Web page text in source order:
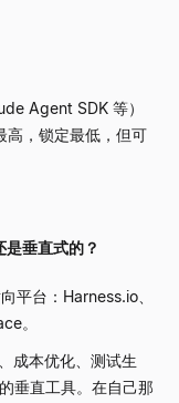
Agent SDK 等）
高，锁定最低，但可
垂直式的？
平台：Harness.io、
。
成本优化、测试生
垂直工具。在自己那